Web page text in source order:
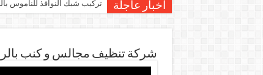
أخبار عاجلة تركيب شبك النوافذ للناموس
شركة تركيب ستائر بالرياض
شركة تنظيف مجالس و كنب